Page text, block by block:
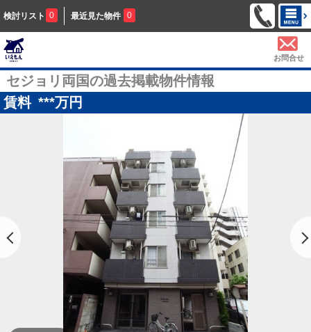
検討リスト 0 最近見た物件 0
お問合せ
セジョリ両国の過去掲載物件情報
賃料 ***万円